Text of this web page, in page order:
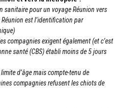
sanitaire pour un voyage Réunion vers
est l’identification par
compagnies exigent également (et c’est
santé (CBS) établi moins de 5 jours
d’âge mais compte-tenu de
compagnies refusent les chiots de